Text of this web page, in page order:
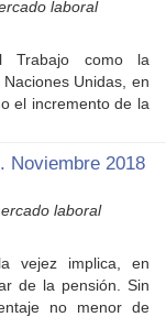
laboral
Trabajo como la
Unidas, en
el incremento de la
Noviembre 2018
laboral
vejez implica, en
de la pensión. Sin
no menor de